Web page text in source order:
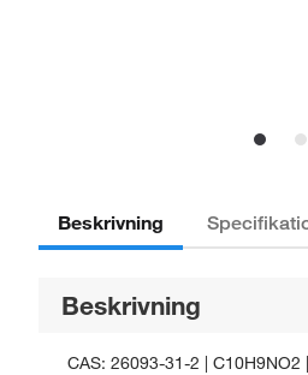
Beskrivning
Beskrivning
CAS: 26093-31-2 |